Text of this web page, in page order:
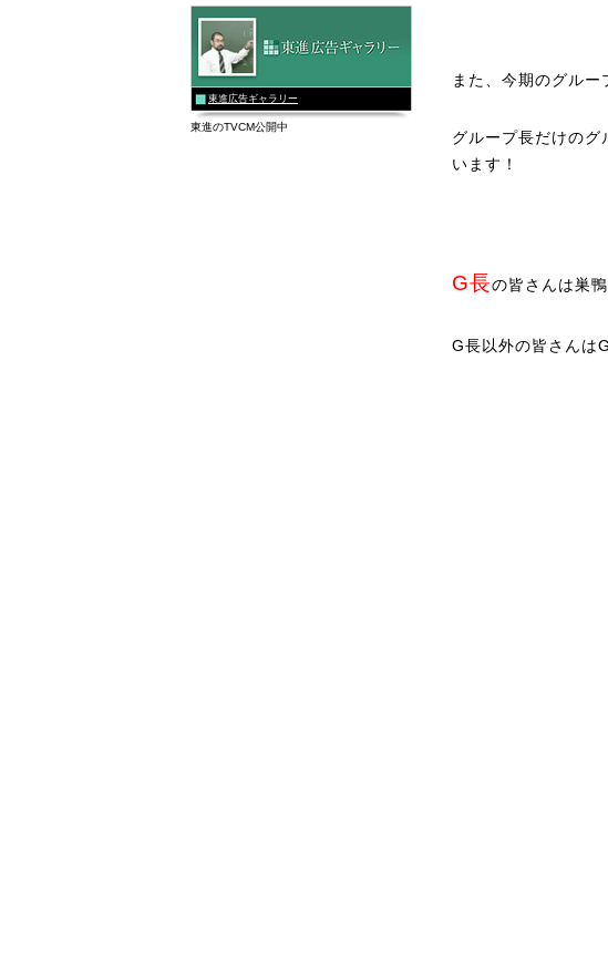
また、今期のグル
グループ長だけの
います！
G長の皆さんは巣
G長以外の皆さんはG
東進広告ギャラリー
東進のTVCM公開中